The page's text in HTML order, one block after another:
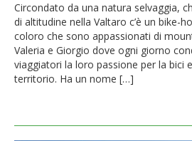
Circondato da una natura selvaggia,
di altitudine nella Valtaro c’è un bike-
coloro che sono appassionati di
Valeria e Giorgio dove ogni giorno
viaggiatori la loro passione per la bici
territorio. Ha un nome […]